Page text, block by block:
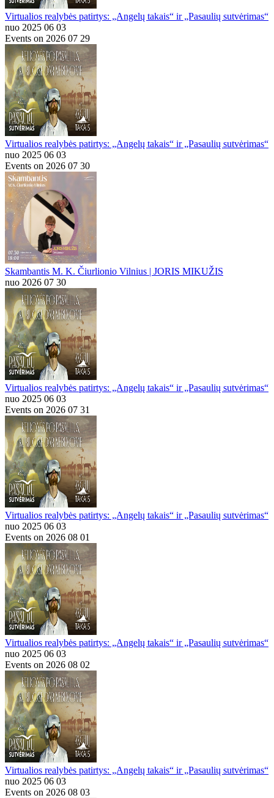
Virtualios realybės patirtys: „Angelų takais“ ir „Pasaulių sutvėrimas“
nuo 2025 06 03
Events on 2026 07 29
Virtualios realybės patirtys: „Angelų takais“ ir „Pasaulių sutvėrimas“
nuo 2025 06 03
Events on 2026 07 30
Skambantis M. K. Čiurlionio Vilnius | JORIS MIKUŽIS
nuo 2026 07 30
Virtualios realybės patirtys: „Angelų takais“ ir „Pasaulių sutvėrimas“
nuo 2025 06 03
Events on 2026 07 31
Virtualios realybės patirtys: „Angelų takais“ ir „Pasaulių sutvėrimas“
nuo 2025 06 03
Events on 2026 08 01
Virtualios realybės patirtys: „Angelų takais“ ir „Pasaulių sutvėrimas“
nuo 2025 06 03
Events on 2026 08 02
Virtualios realybės patirtys: „Angelų takais“ ir „Pasaulių sutvėrimas“
nuo 2025 06 03
Events on 2026 08 03